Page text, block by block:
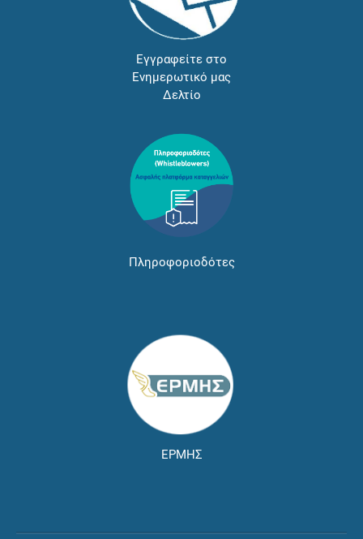
Εγγραφείτε στο
Ενημερωτικό μας
Δελτίο
Πληροφοριοδότες
ΕΡΜΗΣ